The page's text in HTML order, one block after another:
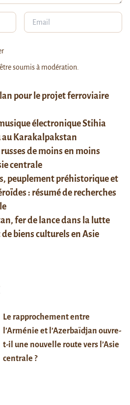
pour le projet ferroviaire
électronique Stihia
au Karakalpakstan
de moins en moins
centrale
peuplement préhistorique et
: résumé de recherches
fer de lance dans la lutte
biens culturels en Asie
Le rapprochement entre
l’Arménie et l’Azerbaïdjan ouvre-
t-il une nouvelle route vers l’Asie
centrale ?
soumis à modération.